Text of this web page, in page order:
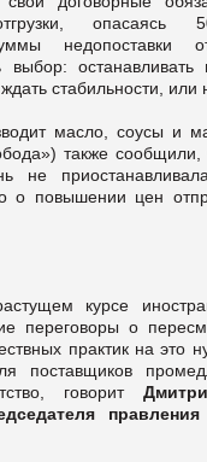
опасаясь
недопоставки
выбор: останавливать
стабильности, или
масло, соусы и
также сообщили,
о повышении цен
курсе
переговоры о
практик на это
поставщиков
говорит